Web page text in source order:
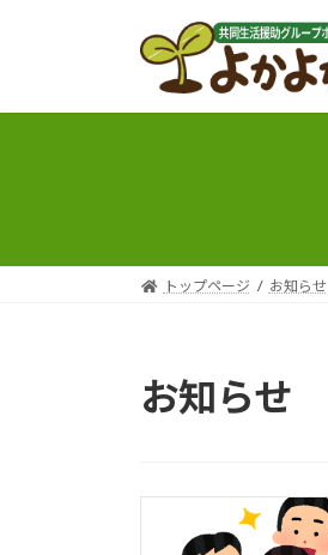
トップページ お知らせ
お知らせ